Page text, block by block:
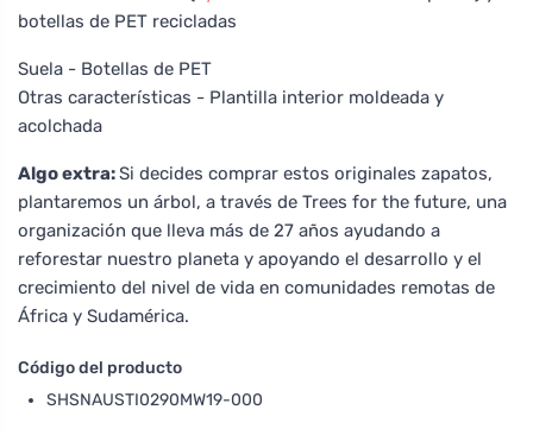
botellas de PET recicladas
Suela - Botellas de PET
Otras características - Plantilla interior moldeada y
acolchada
Algo extra:Si decides comprar estos originales zapatos,
plantaremos un árbol, a través de Trees for the future, una
organización que lleva más de 27 años ayudando a
reforestar nuestro planeta y apoyando el desarrollo y el
crecimiento del nivel de vida en comunidades remotas de
África y Sudamérica.
Código del producto
SHSNAUSTI0290MW19-000